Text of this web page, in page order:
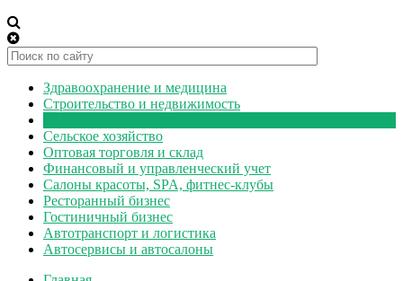
Здравоохранение и медицина
Строительство и недвижимость
Сельское хозяйство
Оптовая торговля и склад
Финансовый и управленческий учет
Салоны красоты, SPA, фитнес-клубы
Ресторанный бизнес
Гостиничный бизнес
Автотранспорт и логистика
Автосервисы и автосалоны